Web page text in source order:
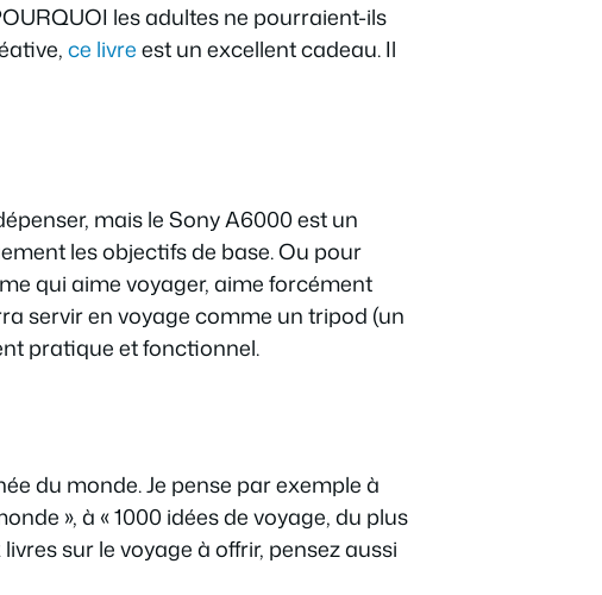
les adultes ne pourraient-ils
ce livreest un excellent cadeau. Il
mais le Sony A6000 est un
les objectifs de base. Ou pour
qui aime voyager, aime forcément
servir en voyage comme un tripod (un
pratique et fonctionnel.
du monde. Je pense par exemple à
», à « 1000 idées de voyage, du plus
sur le voyage à offrir, pensez aussi